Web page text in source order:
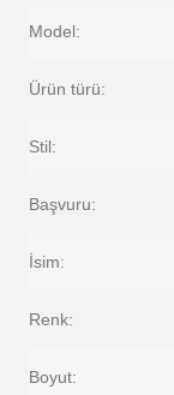
Model:
Ürün türü:
Stil:
Başvuru:
İsim:
Renk:
Boyut: